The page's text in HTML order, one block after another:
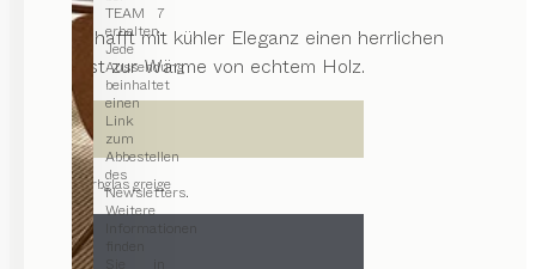
TEAM 7
erhalten.
Jede
Aussendung
beinhaltet
einen
Link
zum
Abbestellen
des
Newsletters.
Weitere
Informationen
Glas schafft mit kühler Eleganz einen herrlichen
Kontrast zur Wärme von echtem Holz.
Farbglas greige